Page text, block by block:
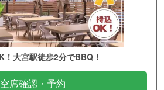
大宮駅徒歩2分でBBQ！
空席確認・予約